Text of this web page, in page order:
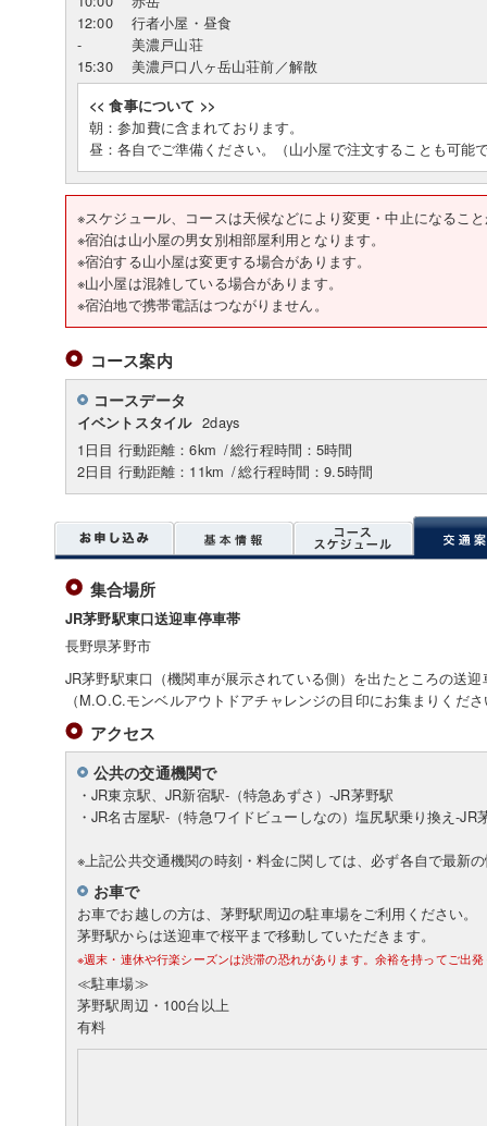
12:00
行者小屋・昼食
-
美濃戸山荘
15:30
美濃戸口八ヶ岳山荘前／解散
<< 食事について >>
朝：参加費に含まれております。
昼：各自でご準備ください。（山小屋で注文することも可能
※スケジュール、コースは天候などにより変更・中
※宿泊は山小屋の男女別相部屋利用となります。
※宿泊する山小屋は変更する場合があります。
※山小屋は混雑している場合があります。
※宿泊地で携帯電話はつながりません。
コース案内
コースデータ
イベントスタイル 2days
1日目 行動距離：6km /総行程時間：5時間
2日目 行動距離：11km /総行程時間：9.5時間
集合場所
JR茅野駅東口送迎車停車帯
長野県茅野市
JR茅野駅東口（機関車が展示されている側）を出たところの送
（M.O.C.モンベルアウトドアチャレンジの目印にお集まりくだ
アクセス
公共の交通機関で
・JR東京駅、JR新宿駅-（特急あずさ）-JR茅野駅
・JR名古屋駅-（特急ワイドビューしなの）塩尻駅乗り換え-JR
※上記公共交通機関の時刻・料金に関しては、必ず各自で最新
お車で
お車でお越しの方は、茅野駅周辺の駐車場をご利用ください。
茅野駅からは送迎車で桜平まで移動していただきます。
※週末・連休や行楽シーズンは渋滞の恐れがあります。余裕を持ってご出
≪駐車場≫
茅野駅周辺・100台以上
有料